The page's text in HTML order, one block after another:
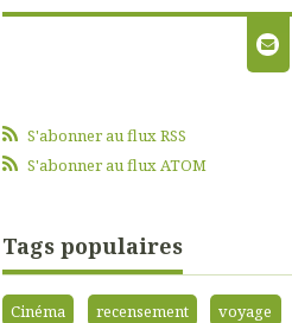
S'abonner au flux RSS
S'abonner au flux ATOM
Tags populaires
Cinéma recensement voyage